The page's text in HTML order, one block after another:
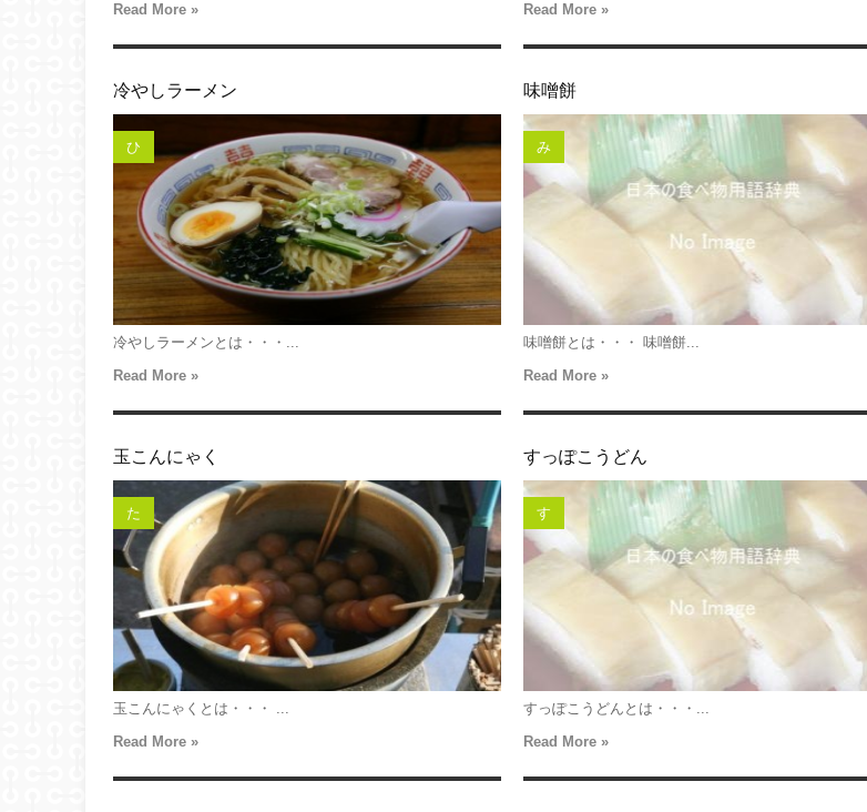
Read More »
Read More »
冷やしラーメン
ひ
冷やしラーメンとは・・・...
Read More »
味噌餅
み
味噌餅とは・・・ 味噌餅...
Read More »
玉こんにゃく
た
玉こんにゃくとは・・・ ...
Read More »
すっぽこうどん
す
すっぽこうどんとは・・・...
Read More »